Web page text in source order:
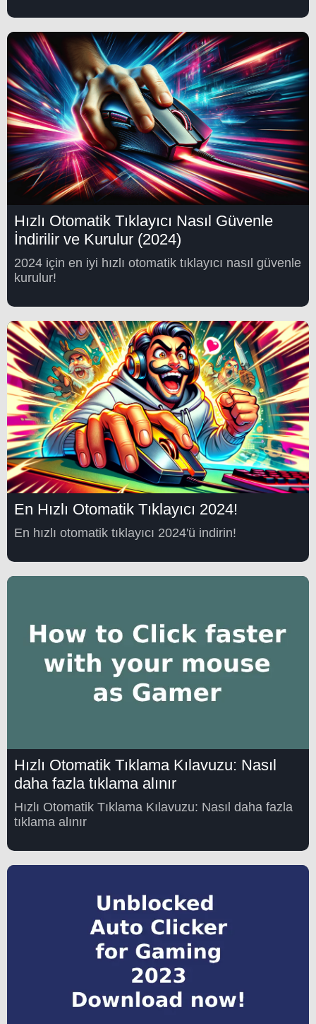
Hızlı Otomatik Tıklayıcı Nasıl Güvenle
İndirilir ve Kurulur (2024)
2024 için en iyi hızlı otomatik tıklayıcı nasıl güvenle
kurulur!
En Hızlı Otomatik Tıklayıcı 2024!
En hızlı otomatik tıklayıcı 2024'ü indirin!
Hızlı Otomatik Tıklama Kılavuzu: Nasıl
daha fazla tıklama alınır
Hızlı Otomatik Tıklama Kılavuzu: Nasıl daha fazla
tıklama alınır